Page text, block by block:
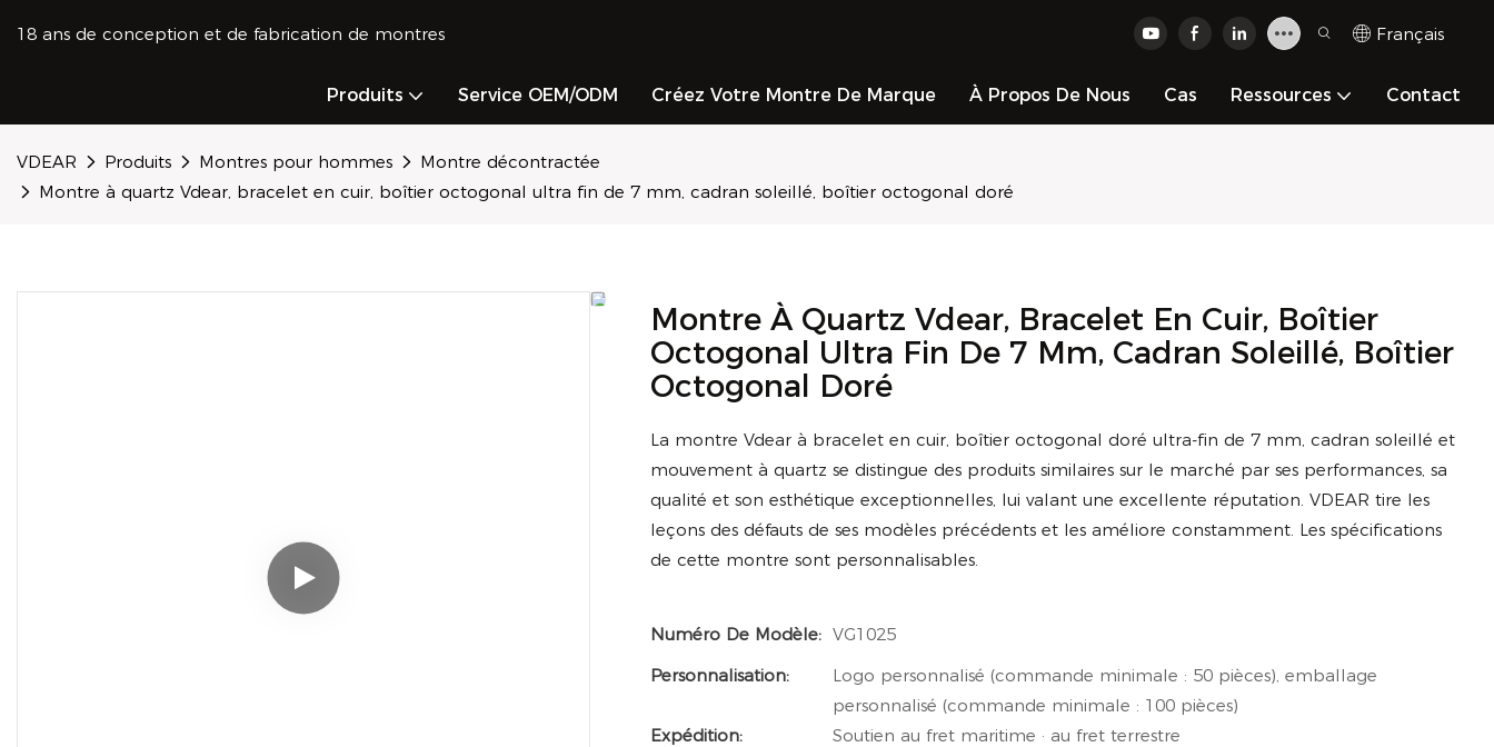
18 ans de conception et de fabrication de montres Français
Produits Service OEM/ODM Créez Votre Montre De Marque À Propos De Nous Cas Ressources Contact
VDEAR Produits Montres pour hommes
Montre décontractée
Montre à quartz Vdear, bracelet en cuir, boîtier octogonal ultra fin de 7 mm, cadran soleillé, boîtier octogonal doré
Montre À Quartz Vdear, Bracelet En Cuir, Boîtier
Octogonal Ultra Fin De 7 Mm, Cadran Soleillé, Boîtier
Octogonal Doré
La montre Vdear à bracelet en cuir, boîtier octogonal doré ultra-fin de 7 mm, cadran soleillé et
mouvement à quartz se distingue des produits similaires sur le marché par ses performances, sa
qualité et son esthétique exceptionnelles, lui valant une excellente réputation. VDEAR tire les
leçons des défauts de ses modèles précédents et les améliore constamment. Les spécifications
de cette montre sont personnalisables.
Numéro De Modèle: VG1025
Personnalisation:
Logo personnalisé (commande minimale : 50 pièces), emballage
personnalisé (commande minimale : 100 pièces)
Expédition:
Soutien au fret maritime · au fret terrestre